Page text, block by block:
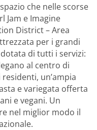
che nelle scorse
Jam e Imagine
District – Area
per i grandi
di tutti i servizi:
al centro di
un’ampia
e variegata offerta
e vegani. Un
nel miglior modo il